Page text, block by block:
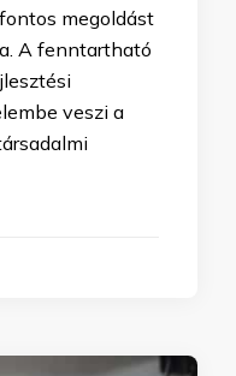
megoldást
A fenntartható
veszi a